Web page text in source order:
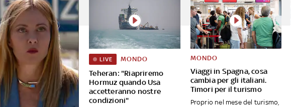
Teheran: "Riapriremo
Hormuz quando Usa
accetteranno nostre
condizioni"
LIVE MONDO
Viaggi in Spagna, cosa
cambia per gli italiani.
Timori per il turismo
MONDO
Proprio nel mese del turismo,